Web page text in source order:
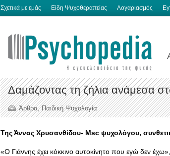
Σχετικά με εμάς Είδη Ψυχοθεραπείας Λογαριασμός
Δαμάζοντας τη ζήλια ανάμεσα
Άρθρα,Παιδική Ψυχολογία
Της Άννας Χρυσανθίδου- Msc ψυχολόγου,
«Ο Γιάννης έχει κόκκινο αυτοκίνητο που εγώ δεν